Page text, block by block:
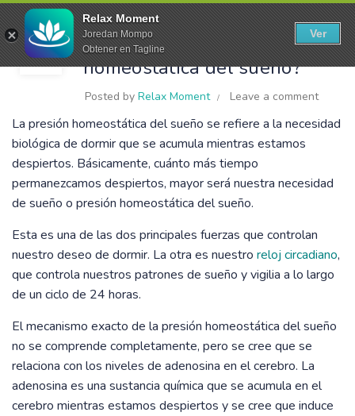
11
JUN
Blog
¿Qué es la presión
homeostática del sueño?
Posted by Relax Moment Leave a comment
La presión homeostática del sueño se refiere a la necesidad
biológica de dormir que se acumula mientras estamos
despiertos. Básicamente, cuánto más tiempo
permanezcamos despiertos, mayor será nuestra necesidad
de sueño o presión homeostática del sueño.
Esta es una de las dos principales fuerzas que controlan
nuestro deseo de dormir. La otra es nuestro reloj circadiano,
que controla nuestros patrones de sueño y vigilia a lo largo
de un ciclo de 24 horas.
El mecanismo exacto de la presión homeostática del sueño
no se comprende completamente, pero se cree que se
relaciona con los niveles de adenosina en el cerebro. La
adenosina es una sustancia química que se acumula en el
cerebro mientras estamos despiertos y se cree que induce
Relax Moment
Joredan Mompo
Obtener en Tagline
Ver